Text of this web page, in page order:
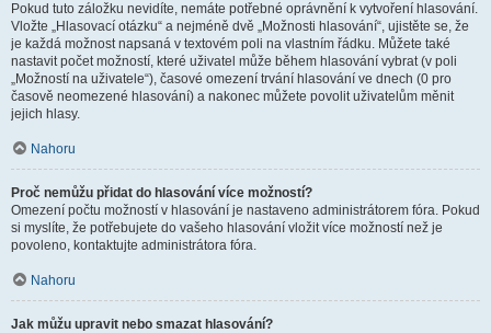
Pokud tuto záložku nevidíte, nemáte potřebné oprávnění k vytvoření hlasování.
Vložte „Hlasovací otázku“ a nejméně dvě „Možnosti hlasování“, ujistěte se, že
je každá možnost napsaná v textovém poli na vlastním řádku. Můžete také
nastavit počet možností, které uživatel může během hlasování vybrat (v poli
„Možností na uživatele“), časové omezení trvání hlasování ve dnech (0 pro
časově neomezené hlasování) a nakonec můžete povolit uživatelům měnit
jejich hlasy.
Nahoru
Proč nemůžu přidat do hlasování více možností?
Omezení počtu možností v hlasování je nastaveno administrátorem fóra. Pokud
si myslíte, že potřebujete do vašeho hlasování vložit více možností než je
povoleno, kontaktujte administrátora fóra.
Nahoru
Jak můžu upravit nebo smazat hlasování?